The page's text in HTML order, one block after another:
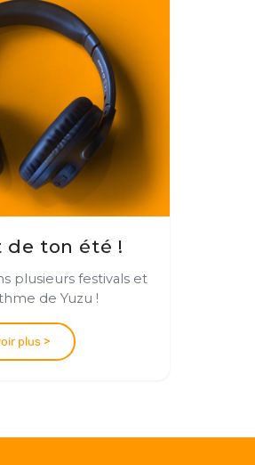
de ton été !
plusieurs festivals et
de Yuzu !
plus >